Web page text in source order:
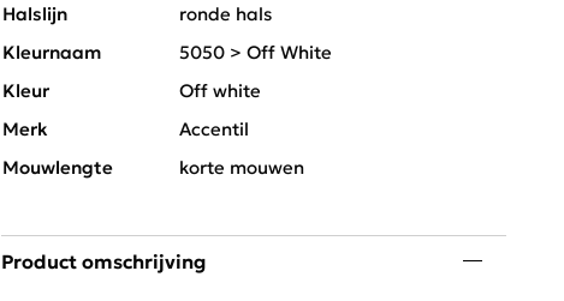
Halslijn
ronde hals
Kleurnaam
5050 > Off White
Kleur
Off white
Merk
Accentil
Mouwlengte
korte mouwen
Product omschrijving